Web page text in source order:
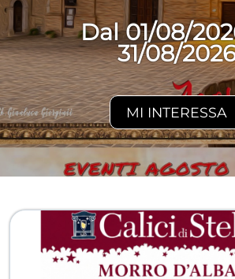
Dal 01/08/
31/08/
MI INTERESSA